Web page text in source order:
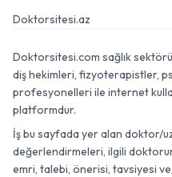
Doktorsitesi.az
Doktorsitesi.com sağlık
diş hekimleri, fizyoterapistler,
profesyonelleri ile internet
platformdur.
İş bu sayfada yer alan doktor/
değerlendirmeleri, ilgili
emri, talebi, önerisi, tavsiyesi